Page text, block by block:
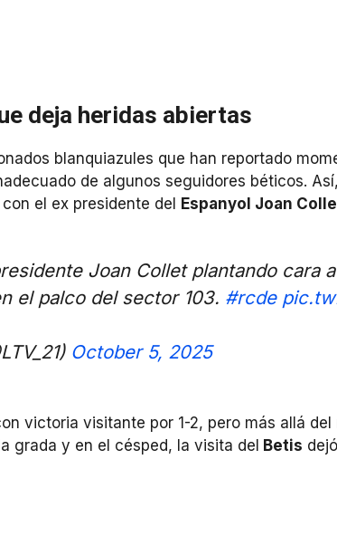
deja heridas abiertas
blanquiazules que han reportado
de algunos seguidores béticos.
el ex presidente del
Espanyol Joan
Joan Collet plantando cara
el palco del sector 103. #rcde
October 5, 2025
victoria visitante por 1-2, pero más allá
grada y en el césped, la visita del Betis